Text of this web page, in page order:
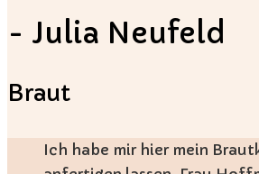
- Julia Neufeld
Braut
Ich habe mir hier mein